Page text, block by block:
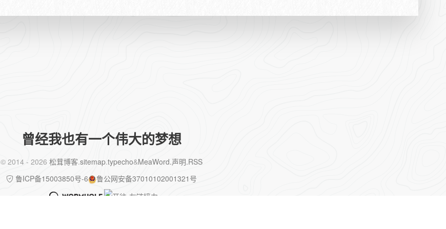
曾经我也有一个伟大的梦想
©️ 2014 - 2026 松茸博客.sitemap.typecho&MeaWord.声明.RSS
鲁ICP备15003850号-6
鲁公网安备37010102001321号